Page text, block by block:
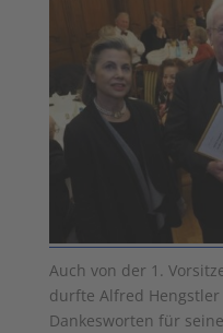
Auch von der 1.
durfte Alfred
Dankesworten für